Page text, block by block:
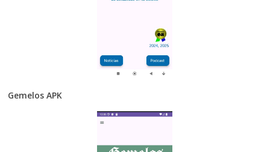
Gemelos APK